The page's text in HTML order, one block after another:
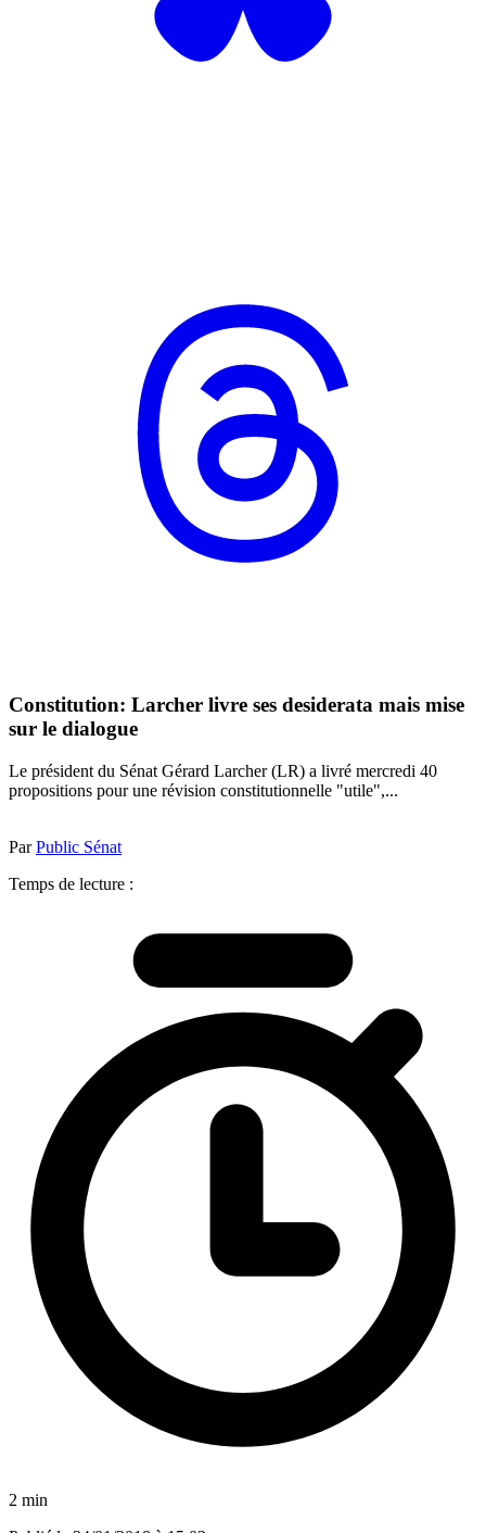
Constitution: Larcher livre ses desiderata mais mise
sur le dialogue
Le président du Sénat Gérard Larcher (LR) a livré mercredi 40
propositions pour une révision constitutionnelle "utile",...
ParPublic Sénat
Temps de lecture :
2 min